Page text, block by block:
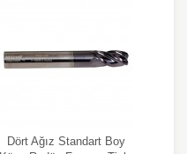
Dört Ağız Standart Boy